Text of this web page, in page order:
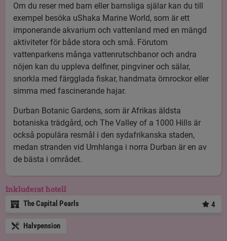
Om du reser med barn eller barnsliga själar kan du till
exempel besöka uShaka Marine World, som är ett
imponerande akvarium och vattenland med en mängd
aktiviteter för både stora och små. Förutom
vattenparkens många vattenrutschbanor och andra
nöjen kan du uppleva delfiner, pingviner och sälar,
snorkla med färgglada fiskar, handmata örnrockor eller
simma med fascinerande hajar.
Durban Botanic Gardens, som är Afrikas äldsta
botaniska trädgård, och The Valley of a 1000 Hills är
också populära resmål i den sydafrikanska staden,
medan stranden vid Umhlanga i norra Durban är en av
de bästa i området.
Inkluderat hotell
The Capital Pearls 4
Halvpension